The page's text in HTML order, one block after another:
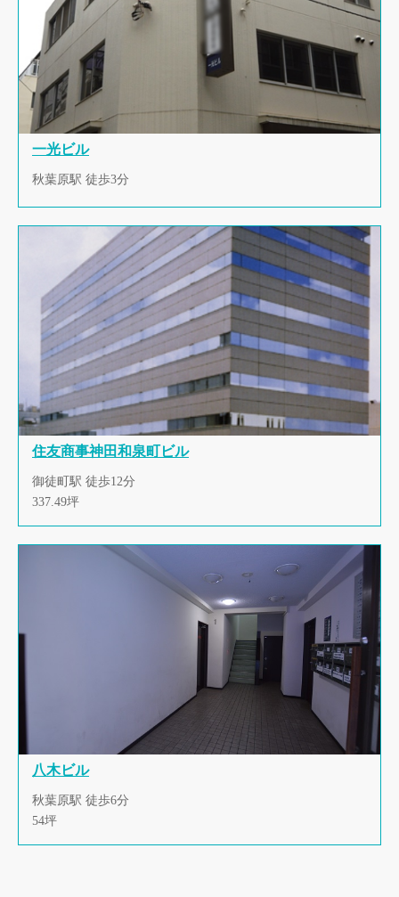
一光ビル
秋葉原駅 徒歩3分
住友商事神田和泉町ビル
御徒町駅 徒歩12分
337.49坪
八木ビル
秋葉原駅 徒歩6分
54坪